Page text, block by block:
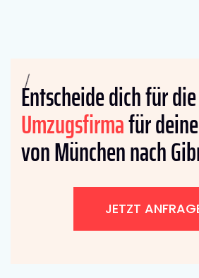
Entscheide dich für die
Umzugsfirmafür
von München nach
JETZT